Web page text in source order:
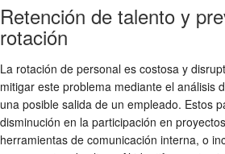
Retención de talento y
rotación
La rotación de personal es costosa y
mitigar este problema mediante el análisis
una posible salida de un empleado. Estos
disminución en la participación en
herramientas de comunicación interna, o